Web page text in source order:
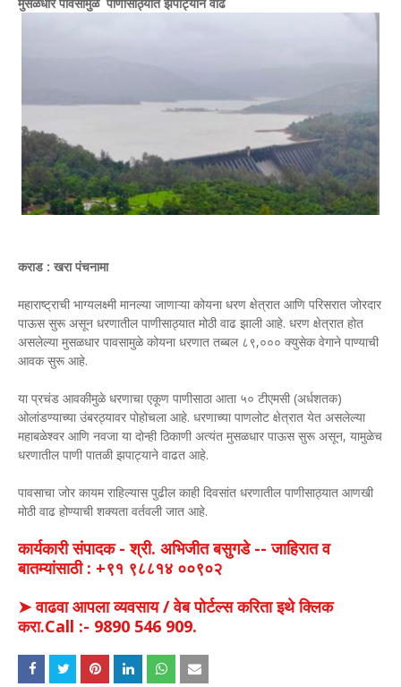
कराड : खरा पंचनामा
महाराष्ट्राची भाग्यलक्ष्मी मानल्या जाणाऱ्या कोयना धरण क्षेत्रात आणि परिसरात जोरदार
पाऊस सुरू असून धरणातील पाणीसाठ्यात मोठी वाढ झाली आहे. धरण क्षेत्रात होत
असलेल्या मुसळधार पावसामुळे कोयना धरणात तब्बल ८९,००० क्युसेक वेगाने पाण्याची
आवक सुरू आहे.
या प्रचंड आवकीमुळे धरणाचा एकूण पाणीसाठा आता ५० टीएमसी (अर्धशतक)
ओलांडण्याच्या उंबरठ्यावर पोहोचला आहे. धरणाच्या पाणलोट क्षेत्रात येत असलेल्या
महाबळेश्वर आणि नवजा या दोन्ही ठिकाणी अत्यंत मुसळधार पाऊस सुरू असून, यामुळेच
धरणातील पाणी पातळी झपाट्याने वाढत आहे.
पावसाचा जोर कायम राहिल्यास पुढील काही दिवसांत धरणातील पाणीसाठ्यात आणखी
मोठी वाढ होण्याची शक्यता वर्तवली जात आहे.
कार्यकारी संपादक - श्री. अभिजीत बसुगडे -- जाहिरात व
बातम्यांसाठी : +९१ ९८८१४ ००९०२
➤ वाढवा आपला व्यवसाय / वेब पोर्टल्स करिता इथे क्लिक
करा.Call :- 9890 546 909.